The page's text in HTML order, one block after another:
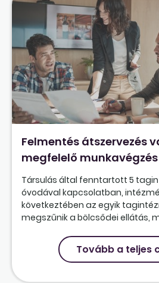
Felmentés átszervezés
megfelelő
Társulás által fenntartott 5
óvodával kapcsolatban,
következtében az egyik
megszűnik a bölcsődei ellátás,
Tovább a teljes